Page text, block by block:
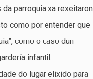
parroquia xa rexeitaron
como por entender que
como o caso dun
infantil.
do lugar elixido para